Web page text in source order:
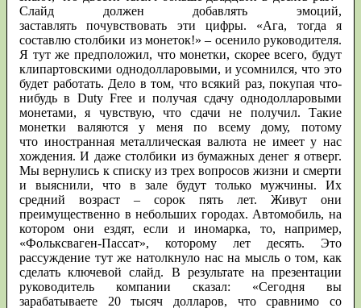
Слайд должен добавлять эмоций,
заставлять почувствовать эти цифры. «Ага, тогда я
составлю столбики из монеток!» – осенило руководителя.
Я тут же предположил, что монетки, скорее всего, будут
клипартовскими однодолларовыми, и усомнился, что это
будет работать. Дело в том, что всякий раз, покупая что-
нибудь в Duty Free и получая сдачу однодолларовыми
монетами, я чувствую, что сдачи не получил. Такие
монетки валяются у меня по всему дому, потому
что иностранная металлическая валюта не имеет у нас
хождения. И даже столбики из бумажных денег я отверг.
Мы вернулись к списку из трех вопросов жизни и смерти
и выяснили, что в зале будут только мужчины. Их
средний возраст – сорок пять лет. Живут они
преимущественно в небольших городах. Автомобиль, на
котором они ездят, если и иномарка, то, например,
«Фольксваген-Пассат», которому лет десять. Это
рассуждение тут же натолкнуло нас на мысль о том, как
сделать ключевой слайд. В результате на презентации
руководитель компании сказал: «Сегодня вы
зарабатываете 20 тысяч долларов, что сравнимо со